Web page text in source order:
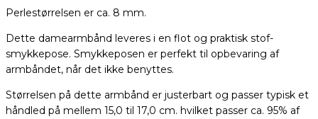
Perlestørrelsen er ca. 8 mm.
Dette damearmbånd leveres i en flot og praktisk stof-
smykkepose. Smykkeposen er perfekt til opbevaring af
armbåndet, når det ikke benyttes.
Størrelsen på dette armbånd er justerbart og passer typisk et
håndled på mellem 15,0 til 17,0 cm. hvilket passer ca. 95% af